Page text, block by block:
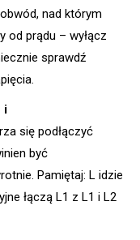
nad którym
od prądu – wyłącz
sprawdź
i
się podłączyć
być
Pamiętaj: L idzie
łączą L1 z L1 i L2